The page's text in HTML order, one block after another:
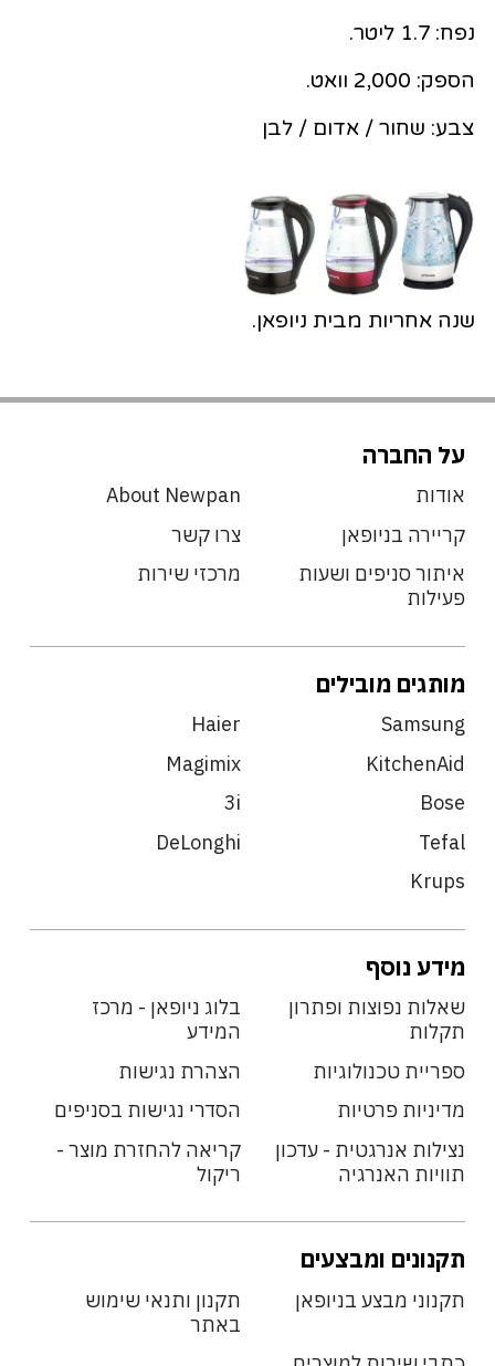
נפח: 1.7 ליטר.
הספק: 2,000 וואט.
צבע: שחור / אדום / לבן
שנה אחריות מבית ניופאן.
על החברה
אודות
About Newpan
קריירה בניופאן
צרו קשר
איתור סניפים ושעות
פעילות
מרכזי שירות
מותגים מובילים
Samsung
Haier
KitchenAid
Magimix
Bose
3i
Tefal
DeLonghi
Krups
מידע נוסף
שאלות נפוצות ופתרון
תקלות
בלוג ניופאן - מרכז
המידע
ספריית טכנולוגיות
הצהרת נגישות
מדיניות פרטיות
הסדרי נגישות בסניפים
נצילות אנרגטית - עדכון
תוויות האנרגיה
קריאה להחזרת מוצר -
ריקול
תקנונים ומבצעים
תקנוני מבצע בניופאן
תקנון ותנאי שימוש
באתר